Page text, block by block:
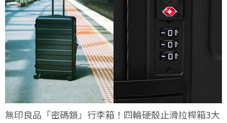
無印良品「密碼鎖」行李箱！四輪硬殼止滑拉桿箱3大